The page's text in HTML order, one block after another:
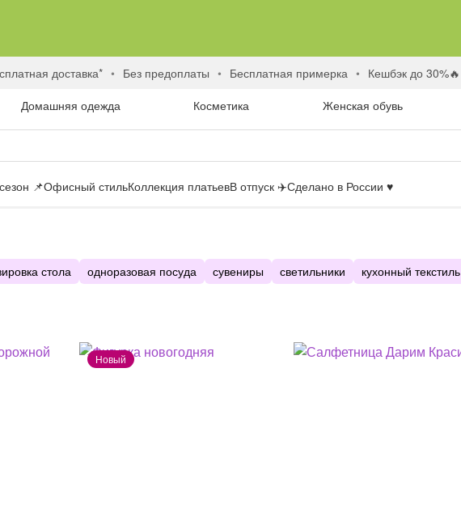
доставка* без предоплаты бесплатная примерка кешбэк до 30%🔥
Домашняя одежда Косметика Женская обувь
📌Офисный стильКоллекция платьевВ отпуск ✈️Сделано в России ♥️
стола одноразовая посуда сувениры светильники кухонный текстиль